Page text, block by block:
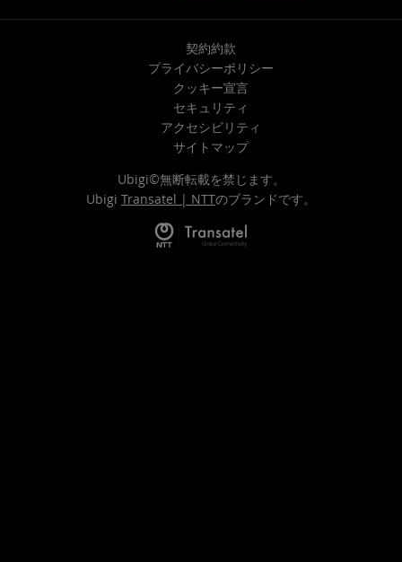
契約約款
プライバシーポリシー
クッキー宣言
セキュリティ
アクセシビリティ
サイトマップ
Ubigi©無断転載を禁じます。
Ubigi Transatel | NTTのブランドです。